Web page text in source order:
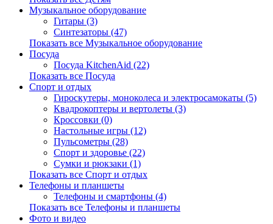
Музыкальное оборудование
Гитары (3)
Синтезаторы (47)
Показать все Музыкальное оборудование
Посуда
Посуда KitchenAid (22)
Показать все Посуда
Спорт и отдых
Гироскутеры, моноколеса и электросамокаты (5)
Квадрокоптеры и вертолеты (3)
Кроссовки (0)
Настольные игры (12)
Пульсометры (28)
Спорт и здоровье (22)
Сумки и рюкзаки (1)
Показать все Спорт и отдых
Телефоны и планшеты
Телефоны и смартфоны (4)
Показать все Телефоны и планшеты
Фото и видео